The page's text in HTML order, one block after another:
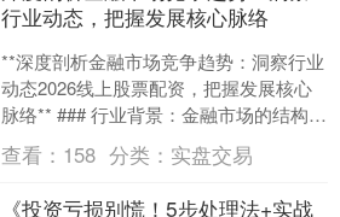
行业动态，把握发展核心脉络
**深度剖析金融市场竞争趋势：洞察行业
动态2026线上股票配资，把握发展核心
脉络** ### 行业背景：金融市场的结构性
变革与竞争升级 全球金融市场正经历由
技术....
查看： 158 分类： 实盘交易
《投资亏损别慌！5步处理法+实战